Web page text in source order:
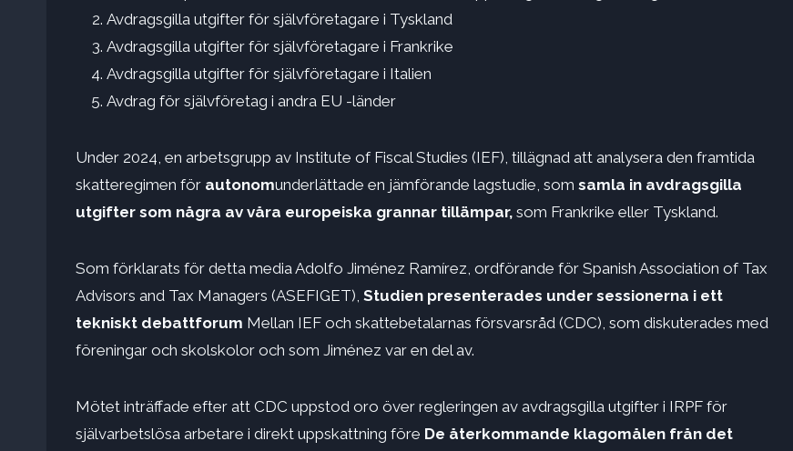
Avdragsgilla utgifter för självföretagare i Tyskland
Avdragsgilla utgifter för självföretagare i Frankrike
Avdragsgilla utgifter för självföretagare i Italien
Avdrag för självföretag i andra EU -länder
Under 2024, en arbetsgrupp av Institute of Fiscal Studies (IEF), tillägnad att analysera den framtida
skatteregimen för autonomunderlättade en jämförande lagstudie, som samla in avdragsgilla
utgifter som några av våra europeiska grannar tillämpar, som Frankrike eller Tyskland.
Som förklarats för detta media Adolfo Jiménez Ramírez, ordförande för Spanish Association of Tax
Advisors and Tax Managers (ASEFIGET), Studien presenterades under sessionerna i ett
tekniskt debattforum Mellan IEF och skattebetalarnas försvarsråd (CDC), som diskuterades med
föreningar och skolskolor och som Jiménez var en del av.
Mötet inträffade efter att CDC uppstod oro över regleringen av avdragsgilla utgifter i IRPF för
självarbetslösa arbetare i direkt uppskattning före De återkommande klagomålen från det